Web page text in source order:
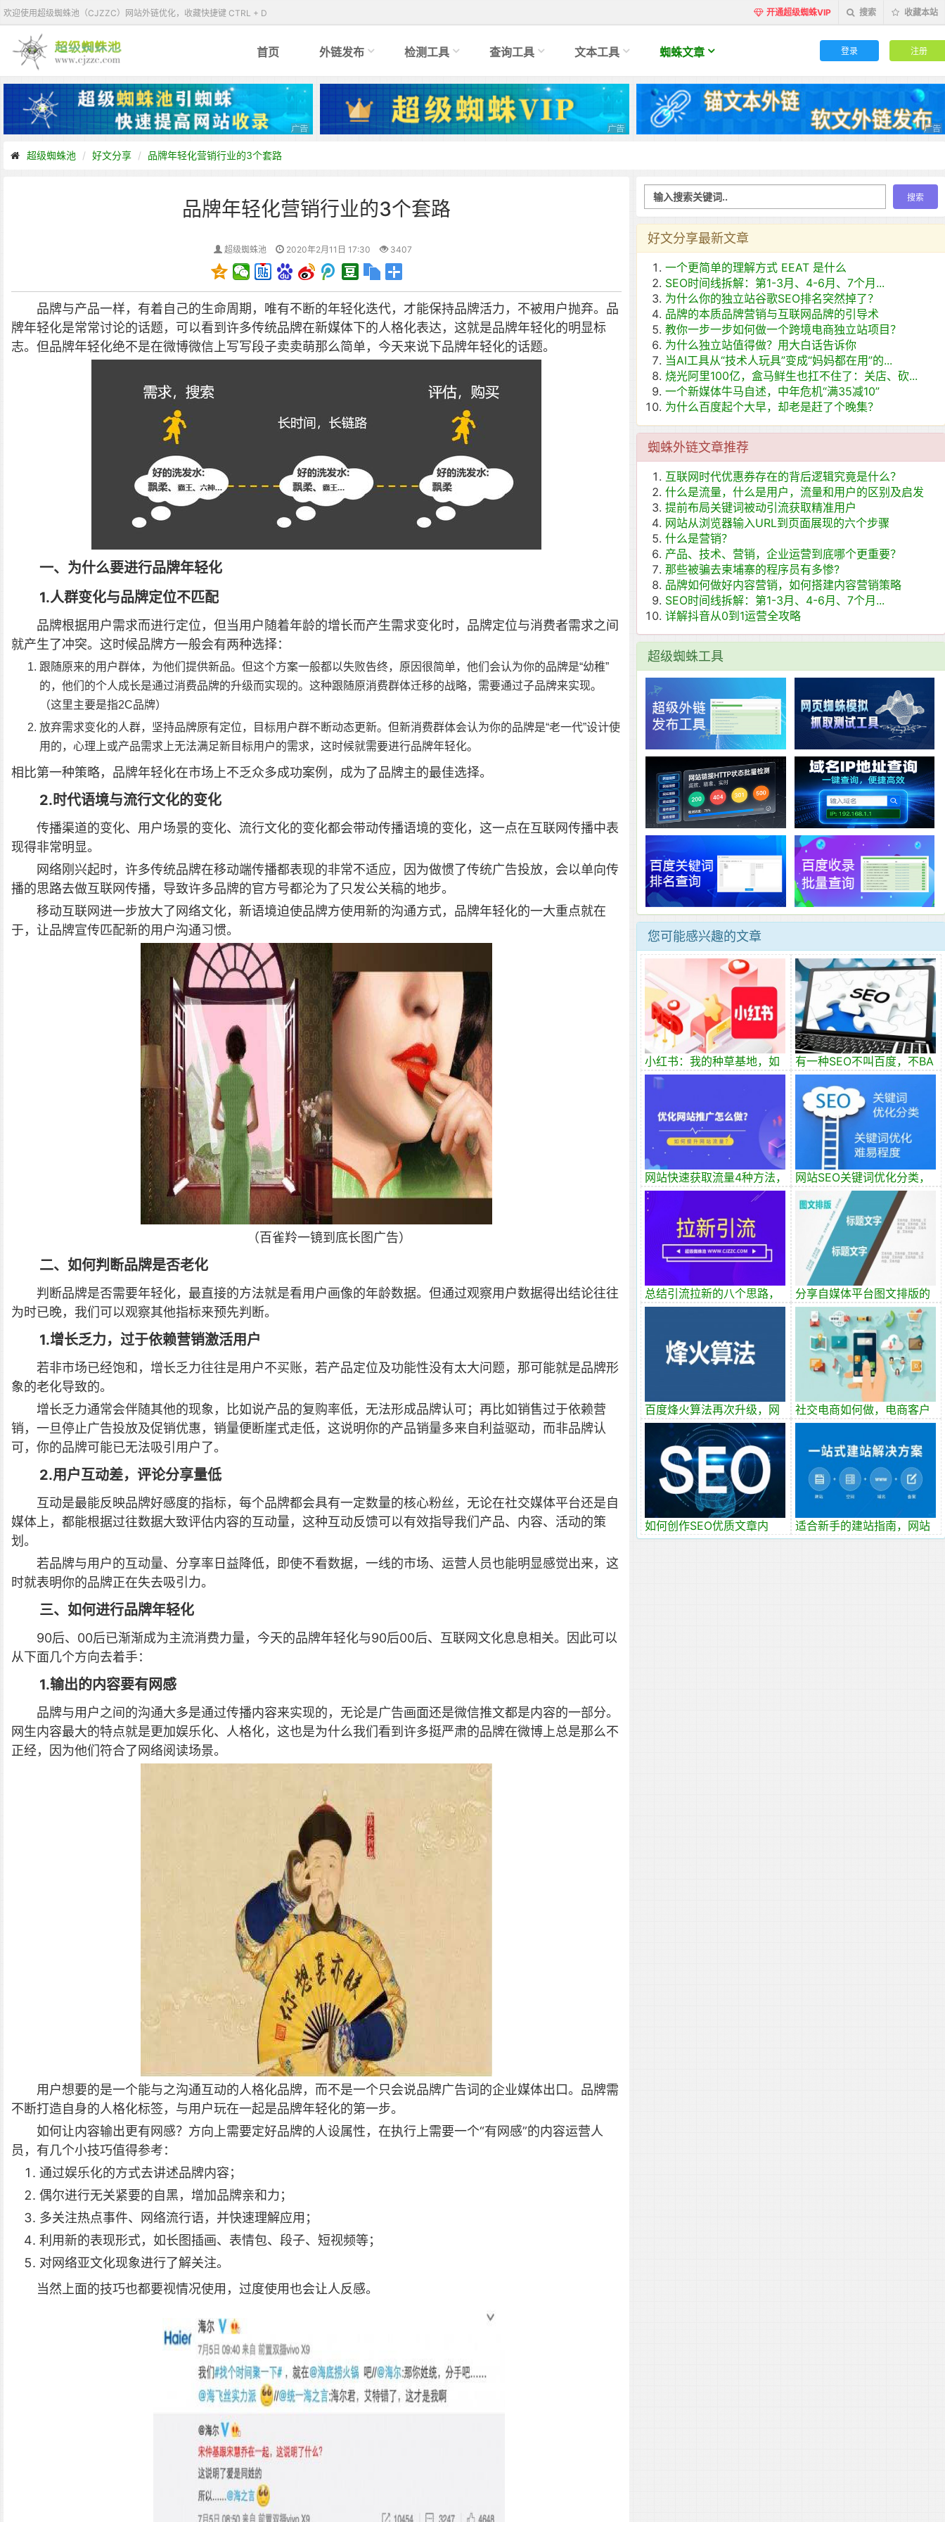
欢迎使用超级蜘蛛池（CJZZC）网站外链优化，收藏快捷键 CTRL + D 开通超级蜘蛛VIP 搜索 收藏本站
首页 外链发布 检测工具 查询工具 文本工具 蜘蛛文章 登录 注册
超级蜘蛛池 好文分享 品牌年轻化营销行业的3个套路
品牌年轻化营销行业的3个套路
超级蜘蛛池 2020年2月11日 17:30 3407
品牌与产品一样，有着自己的生命周期，唯有不断的年轻化迭代，才能保持品牌活力，不被用户抛弃。 品
牌年轻化是常常讨论的话题，可以看到许多传统品牌在新媒体下的人格化表达，这就是品牌年轻化的明显标
志。 但品牌年轻化绝不是在微博微信上写写段子卖卖萌那么简单，今天来说下品牌年轻化的话题。
一、为什么要进行品牌年轻化
1.人群变化与品牌定位不匹配
品牌根据用户需求而进行定位，但当用户随着年龄的增长而产生需求变化时，品牌定位与消费者需求之间
就产生了冲突。这时候品牌方一般会有两种选择：
跟随原来的用户群体，为他们提供新品。但这个方案一般都以失败告终，原因很简单，他们会认为你的品牌是“幼稚”
的，他们的个人成长是通过消费品牌的升级而实现的。这种跟随原消费群体迁移的战略，需要通过子品牌来实现。
（这里主要是指2C品牌）
放弃需求变化的人群，坚持品牌原有定位，目标用户群不断动态更新。但新消费群体会认为你的品牌是“老一代”设计使
用的，心理上或产品需求上无法满足新目标用户的需求，这时候就需要进行品牌年轻化。
相比第一种策略，品牌年轻化在市场上不乏众多成功案例，成为了品牌主的最佳选择。
2.时代语境与流行文化的变化
传播渠道的变化、用户场景的变化、流行文化的变化都会带动传播语境的变化，这一点在互联网传播中表
现得非常明显。
网络刚兴起时，许多传统品牌在移动端传播都表现的非常不适应，因为做惯了传统广告投放，会以单向传
播的思路去做互联网传播，导致许多品牌的官方号都沦为了只发公关稿的地步。
移动互联网进一步放大了网络文化，新语境迫使品牌方使用新的沟通方式，品牌年轻化的一大重点就在
于，让品牌宣传匹配新的用户沟通习惯。
（百雀羚一镜到底长图广告）
二、如何判断品牌是否老化
判断品牌是否需要年轻化，最直接的方法就是看用户画像的年龄数据。但通过观察用户数据得出结论往往
为时已晚，我们可以观察其他指标来预先判断。
1.增长乏力，过于依赖营销激活用户
若非市场已经饱和，增长乏力往往是用户不买账，若产品定位及功能性没有太大问题，那可能就是品牌形
象的老化导致的。
增长乏力通常会伴随其他的现象，比如说产品的复购率低，无法形成品牌认可；再比如销售过于依赖营
销，一旦停止广告投放及促销优惠，销量便断崖式走低，这说明你的产品销量多来自利益驱动，而非品牌认
可，你的品牌可能已无法吸引用户了。
2.用户互动差，评论分享量低
互动是最能反映品牌好感度的指标，每个品牌都会具有一定数量的核心粉丝，无论在社交媒体平台还是自
媒体上，都能根据过往数据大致评估内容的互动量，这种互动反馈可以有效指导我们产品、内容、活动的策
划。
若品牌与用户的互动量、分享率日益降低，即使不看数据，一线的市场、运营人员也能明显感觉出来，这
时就表明你的品牌正在失去吸引力。
三、如何进行品牌年轻化
90后、00后已渐渐成为主流消费力量，今天的品牌年轻化与90后00后、互联网文化息息相关。因此可以
从下面几个方向去着手：
1.输出的内容要有网感
品牌与用户之间的沟通大多是通过传播内容来实现的，无论是广告画面还是微信推文都是内容的一部分。
网生内容最大的特点就是更加娱乐化、人格化，这也是为什么我们看到许多挺严肃的品牌在微博上总是那么不
正经，因为他们符合了网络阅读场景。
用户想要的是一个能与之沟通互动的人格化品牌，而不是一个只会说品牌广告词的企业媒体出口。品牌需
不断打造自身的人格化标签，与用户玩在一起是品牌年轻化的第一步。
如何让内容输出更有网感？方向上需要定好品牌的人设属性，在执行上需要一个“有网感”的内容运营人
员，有几个小技巧值得参考：
通过娱乐化的方式去讲述品牌内容；
偶尔进行无关紧要的自黑，增加品牌亲和力；
多关注热点事件、网络流行语，并快速理解应用；
利用新的表现形式，如长图插画、表情包、段子、短视频等；
对网络亚文化现象进行了解关注。
当然上面的技巧也都要视情况使用，过度使用也会让人反感。
好文分享最新文章
一个更简单的理解方式 EEAT 是什么
SEO时间线拆解：第1-3月、4-6月、7个月...
为什么你的独立站谷歌SEO排名突然掉了？
品牌的本质品牌营销与互联网品牌的引导术
教你一步一步如何做一个跨境电商独立站项目？
为什么独立站值得做？用大白话告诉你
当AI工具从“技术人玩具”变成“妈妈都在用”的...
烧光阿里100亿，盒马鲜生也扛不住了：关店、砍...
一个新媒体牛马自述，中年危机“满35减10”
为什么百度起个大早，却老是赶了个晚集？
蜘蛛外链文章推荐
互联网时代优惠券存在的背后逻辑究竟是什么？
什么是流量，什么是用户，流量和用户的区别及启发
提前布局关键词被动引流获取精准用户
网站从浏览器输入URL到页面展现的六个步骤
什么是营销？
产品、技术、营销，企业运营到底哪个更重要？
那些被骗去柬埔寨的程序员有多惨?
品牌如何做好内容营销，如何搭建内容营销策略
SEO时间线拆解：第1-3月、4-6月、7个月...
详解抖音从0到1运营全攻略
超级蜘蛛工具
您可能感兴趣的文章
小红书：我的种草基地，如
何吸引精准流量?
有一种SEO不叫百度，不BA
会被搜索引擎人为降低抓取
率
网站快速获取流量4种方法，
网站优化推广怎么做？
网站SEO关键词优化分类，
如何区分关键词优化难易程
度
总结引流拉新的八个思路，
分享十种有效的引流方法
分享自媒体平台图文排版的
十九条经验
百度烽火算法再次升级，网
站劫持问题排查指南
社交电商如何做，电商客户
资源，如何做私域流量转化
如何创作SEO优质文章内
容？高质量文章怎么写？
适合新手的建站指南，网站
建设三大必备条件